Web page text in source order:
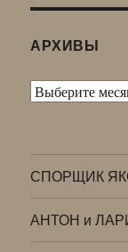
АРХИВЫ
Архивы
СПОРЩИК
АНТОН и